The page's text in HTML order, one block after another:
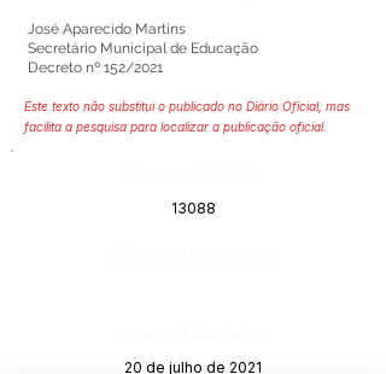
José Aparecido Martins
Secretário Municipal de Educação
Decreto nº 152/2021
Este texto não substitui o publicado no Diário Oficial, mas
facilita a pesquisa para localizar a publicação oficial.
13088
20 de julho de 2021